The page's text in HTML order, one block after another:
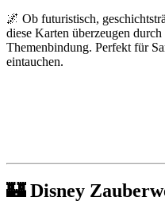
🌌 Ob futuristisch,
diese Karten überzeugen
Themenbindung. Perfekt für
eintauchen.
🏰Disney